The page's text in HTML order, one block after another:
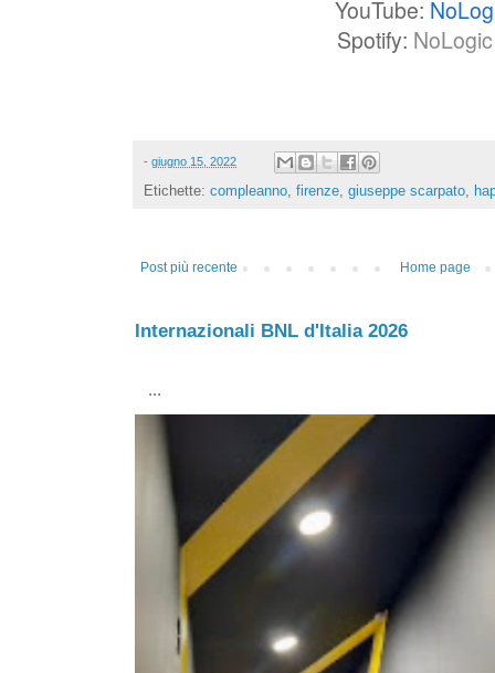
YouTube:
Spotify:
- giugno 15, 2022
Etichette: compleanno, firenze, giuseppe scarpato,
Post più recente Home page
Internazionali BNL d'Italia 2026
...